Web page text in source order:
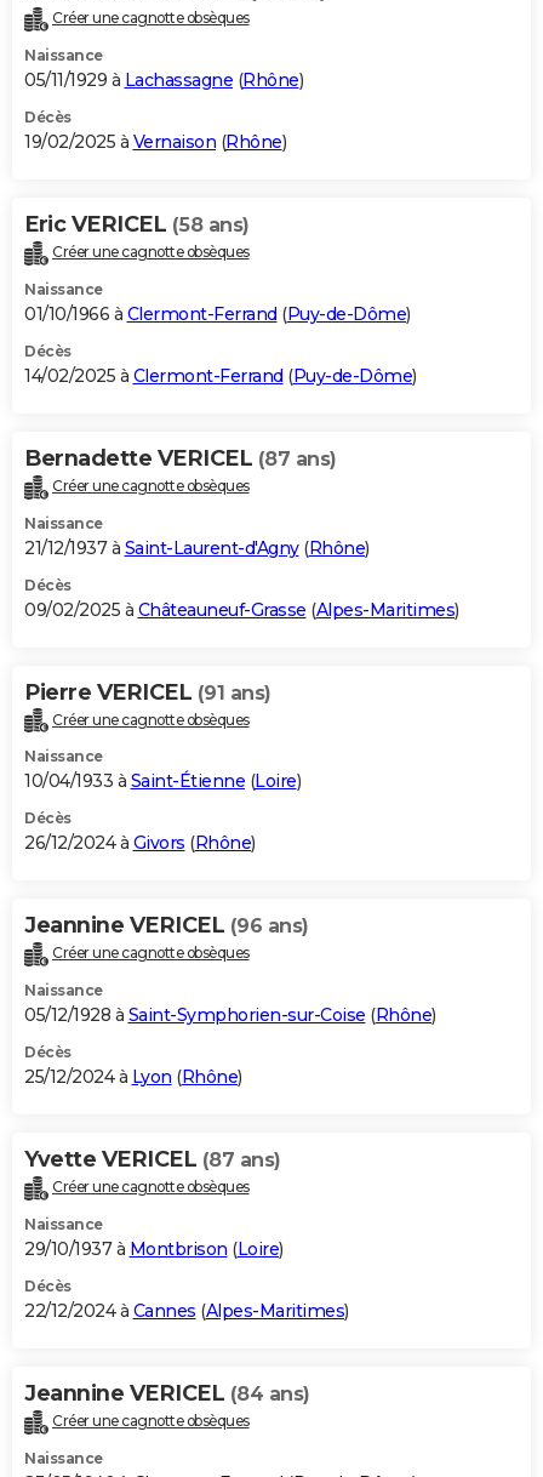
Créer une cagnotte obsèques
Naissance
05/11/1929 à Lachassagne (Rhône)
Décès
19/02/2025 à Vernaison (Rhône)
Eric VERICEL (58 ans)
Créer une cagnotte obsèques
Naissance
01/10/1966 à Clermont-Ferrand (Puy-de-Dôme)
Décès
14/02/2025 à Clermont-Ferrand (Puy-de-Dôme)
Bernadette VERICEL (87 ans)
Créer une cagnotte obsèques
Naissance
21/12/1937 à Saint-Laurent-d'Agny(Rhône)
Décès
09/02/2025 à Châteauneuf-Grasse (Alpes-Maritimes)
Pierre VERICEL (91 ans)
Créer une cagnotte obsèques
Naissance
10/04/1933 à Saint-Étienne (Loire)
Décès
26/12/2024 à Givors (Rhône)
Jeannine VERICEL (96 ans)
Créer une cagnotte obsèques
Naissance
05/12/1928 à Saint-Symphorien-sur-Coise (Rhône)
Décès
25/12/2024 à Lyon (Rhône)
Yvette VERICEL (87 ans)
Créer une cagnotte obsèques
Naissance
29/10/1937 à Montbrison (Loire)
Décès
22/12/2024 à Cannes (Alpes-Maritimes)
Jeannine VERICEL (84 ans)
Créer une cagnotte obsèques
Naissance